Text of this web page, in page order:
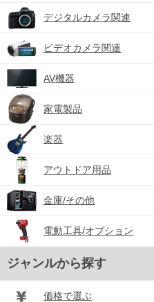
デジタルカメラ関連
ビデオカメラ関連
AV機器
家電製品
楽器
アウトドア用品
金庫/その他
電動工具/オプション
ジャンルから探す
価格で選ぶ